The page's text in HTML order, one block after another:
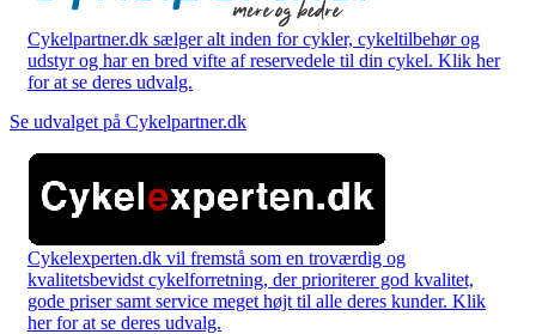
Cykelpartner.dk sælger alt inden for cykler, cykeltilbehør og
udstyr og har en bred vifte af reservedele til din cykel. Klik her
for at se deres udvalg.
Se udvalget på Cykelpartner.dk
Cykelexperten.dk vil fremstå som en troværdig og
kvalitetsbevidst cykelforretning, der prioriterer god kvalitet,
gode priser samt service meget højt til alle deres kunder. Klik
her for at se deres udvalg.